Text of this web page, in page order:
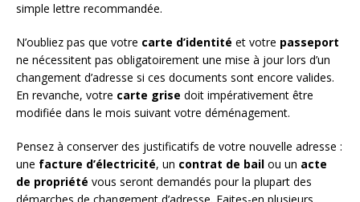
simple lettre recommandée.
N’oubliez pas que votre carte d’identité et votre passeport
ne nécessitent pas obligatoirement une mise à jour lors d’un
changement d’adresse si ces documents sont encore valides.
En revanche, votre carte grise doit impérativement être
modifiée dans le mois suivant votre déménagement.
Pensez à conserver des justificatifs de votre nouvelle adresse :
une facture d’électricité, un contrat de bail ou un acte
de propriété vous seront demandés pour la plupart des